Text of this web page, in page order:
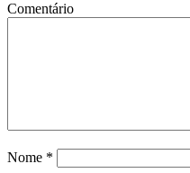
Comentário
Nome *